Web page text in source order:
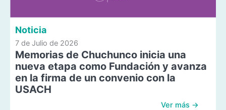
Noticia
7 de Julio de 2026
Memorias de Chuchunco inicia una
nueva etapa como Fundación y avanza
en la firma de un convenio con la
USACH
Ver más →